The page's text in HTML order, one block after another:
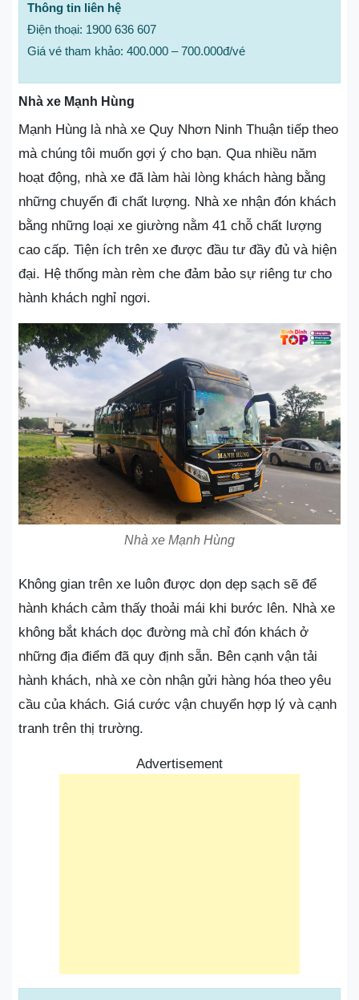
Thông tin liên hệ
Điện thoại: 1900 636 607
Giá vé tham khảo: 400.000 – 700.000đ/vé
Nhà xe Mạnh Hùng
Mạnh Hùng là nhà xe Quy Nhơn Ninh Thuận tiếp theo
mà chúng tôi muốn gợi ý cho bạn. Qua nhiều năm
hoạt động, nhà xe đã làm hài lòng khách hàng bằng
những chuyến đi chất lượng. Nhà xe nhận đón khách
bằng những loại xe giường nằm 41 chỗ chất lượng
cao cấp. Tiện ích trên xe được đầu tư đầy đủ và hiện
đại. Hệ thống màn rèm che đảm bảo sự riêng tư cho
hành khách nghỉ ngơi.
Nhà xe Mạnh Hùng
Không gian trên xe luôn được dọn dẹp sạch sẽ để
hành khách cảm thấy thoải mái khi bước lên. Nhà xe
không bắt khách dọc đường mà chỉ đón khách ở
những địa điểm đã quy định sẵn. Bên cạnh vận tải
hành khách, nhà xe còn nhận gửi hàng hóa theo yêu
cầu của khách. Giá cước vận chuyển hợp lý và cạnh
tranh trên thị trường.
Advertisement